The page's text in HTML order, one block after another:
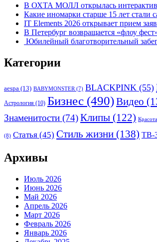
В ОХТА МОЛЛ открылась
Какие иномарки старше 15 лет
IT Elements 2026 открывает прием
В Петербург возвращается «флоу
Юбилейный благотворительный
Категории
aespa (13) BABYMONSTER (7) BLACKPINK (55)
Астрология (10) Бизнес (490)Видео
Знаменитости (74)Клипы (122) Красота
(8) Статья (45) Стиль жизни (138) ТВ-
Архивы
Июль 2026
Июнь 2026
Май 2026
Апрель 2026
Март 2026
Февраль 2026
Январь 2026